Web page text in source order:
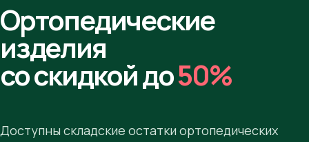
Ортопедические
изделия
со скидкой до50%
Доступны складские остатки ортопедических